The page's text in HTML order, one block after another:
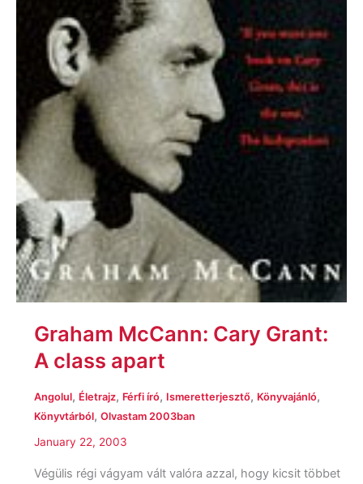
Graham McCann: Cary Grant:
A class apart
Angolul, Életrajz, Férfi író, Ismeretterjesztő, Könyvajánló,
Könyvtárból, Olvastam 2003ban
January 22, 2003
Végülis régi vágyam vált valóra azzal, hogy kicsit többet